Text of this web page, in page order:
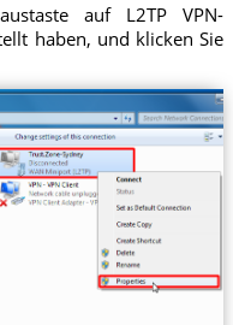
auf L2TP VPN-
haben, und klicken Sie